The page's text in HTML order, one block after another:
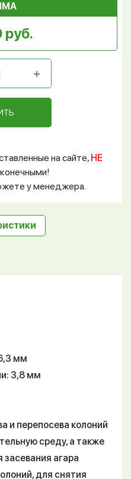
руб.
на сайте, НЕ
конечными!
у менеджера.
мм
3,8 мм
и перепосева колоний
среду, а также
засевания агара
для снятия